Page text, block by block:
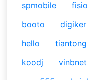
spmobile
fisio
booto
digiker
hello
tiantong
koodj
vinbnet